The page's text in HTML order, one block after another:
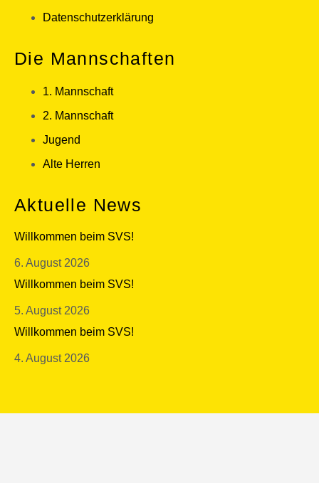
Datenschutzerklärung
Die Mannschaften
1. Mannschaft
2. Mannschaft
Jugend
Alte Herren
Aktuelle News
Willkommen beim SVS!
6. August 2026
Willkommen beim SVS!
5. August 2026
Willkommen beim SVS!
4. August 2026